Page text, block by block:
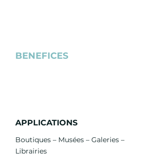
BENEFICES
APPLICATIONS
Boutiques – Musées – Galeries –
Librairies